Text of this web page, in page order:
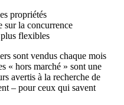
propriétés
sur la concurrence
flexibles
sont vendus chaque mois
« hors marché » sont une
avertis à la recherche de
– pour ceux qui savent